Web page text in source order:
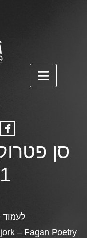
סן
לעמוד
– Pagan Poetry